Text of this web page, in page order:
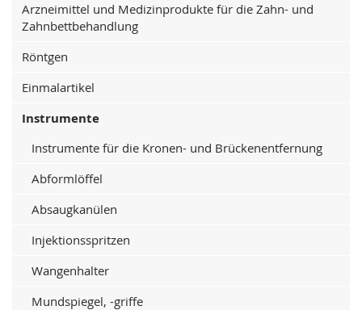
Arzneimittel und Medizinprodukte für die Zahn- und
Zahnbettbehandlung
Röntgen
Einmalartikel
Instrumente
Instrumente für die Kronen- und Brückenentfernung
Abformlöffel
Absaugkanülen
Injektionsspritzen
Wangenhalter
Mundspiegel, -griffe